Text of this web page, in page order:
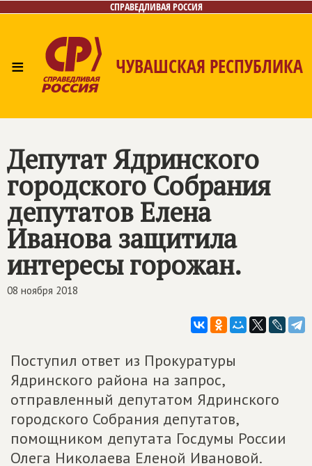
СПРАВЕДЛИВАЯ РОССИЯ
≡ ЧУВАШСКАЯ РЕСПУБЛИКА
Контакты
Депутат Ядринского
городского Собрания
депутатов Елена
Иванова защитила
интересы горожан.
08 ноября 2018
Поступил ответ из Прокуратуры
Ядринского района на запрос,
отправленный депутатом Ядринского
городского Собрания депутатов,
помощником депутата Госдумы России
Олега Николаева Еленой Ивановой.